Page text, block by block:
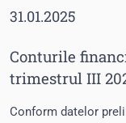
31.01.2025
Conturile
trimestrul III
Conform datelor